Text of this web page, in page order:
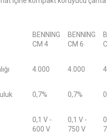
BENNING
CM 4
BENNING
CM 6
4.000 4.000
0,7% 0,7%
0,1 V -
600 V
0,1 V -
750 V